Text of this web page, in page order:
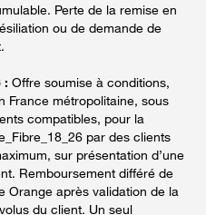
Perte de la remise en
ou de demande de
: Offre soumise à conditions,
France métropolitaine, sous
compatibles, pour la
par des clients
sur présentation d’une
Remboursement différé de
Orange après validation de la
du client. Un seul